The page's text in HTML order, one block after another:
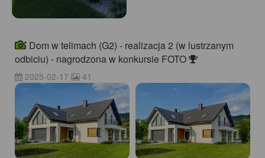
Dom w telimach (G2) - realizacja 2 (w lustrzanym
odbiciu) - nagrodzona w konkursie FOTO
2025-02-17 41